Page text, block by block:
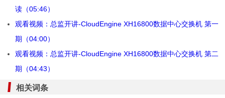
主动获取或解析AI流量通信关系，统一算路下发配置，实
塞，并自动切换路径，实现网络负载均衡。
读（05:46）
观看视频：总监开讲-CloudEngine XH16800数据中心交换机 第一
期（04:00）
观看视频：总监开讲-CloudEngine XH16800数据中心交换机 第二
期（04:43）
相关词条